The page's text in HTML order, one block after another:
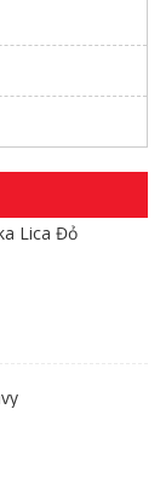
Lica Đỏ